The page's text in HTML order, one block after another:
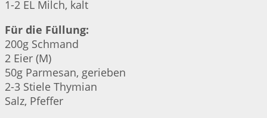
1-2 EL Milch, kalt
Für die Füllung:
200g Schmand
2 Eier (M)
50g Parmesan, gerieben
2-3 Stiele Thymian
Salz, Pfeffer